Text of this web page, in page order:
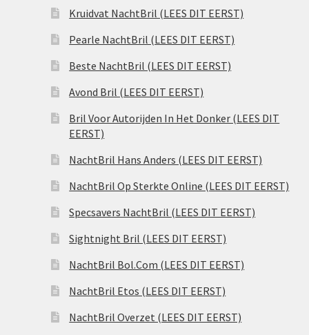
Kruidvat NachtBril (LEES DIT EERST)
Pearle NachtBril (LEES DIT EERST)
Beste NachtBril (LEES DIT EERST)
Avond Bril (LEES DIT EERST)
Bril Voor Autorijden In Het Donker (LEES DIT
EERST)
NachtBril Hans Anders (LEES DIT EERST)
NachtBril Op Sterkte Online (LEES DIT EERST)
Specsavers NachtBril (LEES DIT EERST)
Sightnight Bril (LEES DIT EERST)
NachtBril Bol.Com (LEES DIT EERST)
NachtBril Etos (LEES DIT EERST)
NachtBril Overzet (LEES DIT EERST)